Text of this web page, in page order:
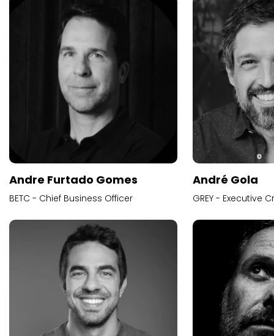
Andre Furtado Gomes
BETC - Chief Business Officer
André Gola
GREY - Executive